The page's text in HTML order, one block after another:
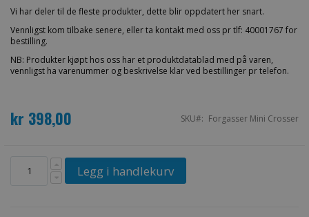
Vi har deler til de fleste produkter, dette blir oppdatert her snart.
Vennligst kom tilbake senere, eller ta kontakt med oss pr tlf: 40001767 for
bestilling.
NB: Produkter kjøpt hos oss har et produktdatablad med på varen,
vennligst ha varenummer og beskrivelse klar ved bestillinger pr telefon.
kr 398,00 SKU Forgasser Mini Crosser
Legg i handlekurv